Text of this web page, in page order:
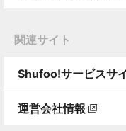
関連サイト
Shufoo!サービスサ
運営会社情報